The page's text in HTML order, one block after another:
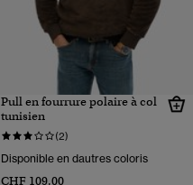
Pull en fourrure polaire à col
tunisien
(2)
Disponible en dautres coloris
CHF 109,00